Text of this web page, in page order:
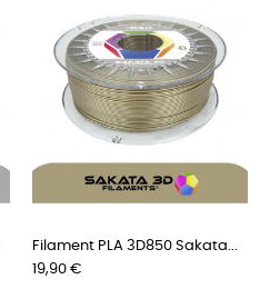
Filament PLA 3D850 Sakata...
Preis
19,90 €